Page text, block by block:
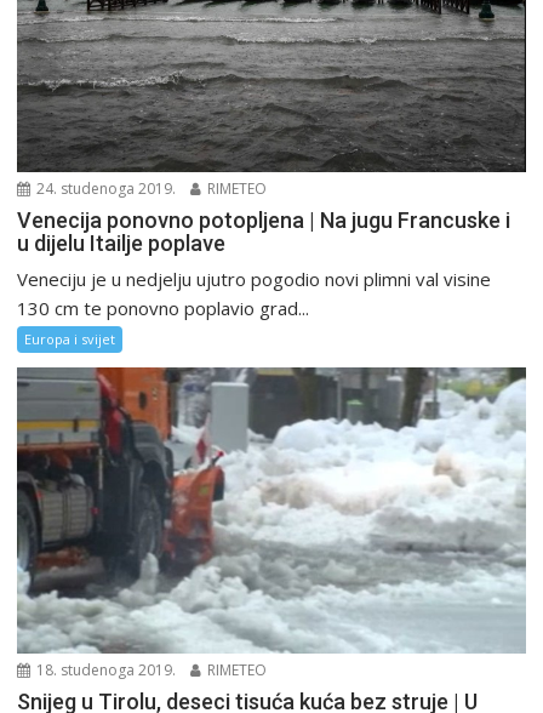
24. studenoga 2019. RIMETEO
Venecija ponovno potopljena | Na jugu Francuske i
u dijelu Itailje poplave
Veneciju je u nedjelju ujutro pogodio novi plimni val visine
130 cm te ponovno poplavio grad...
Europa i svijet
18. studenoga 2019. RIMETEO
Snijeg u Tirolu, deseci tisuća kuća bez struje | U